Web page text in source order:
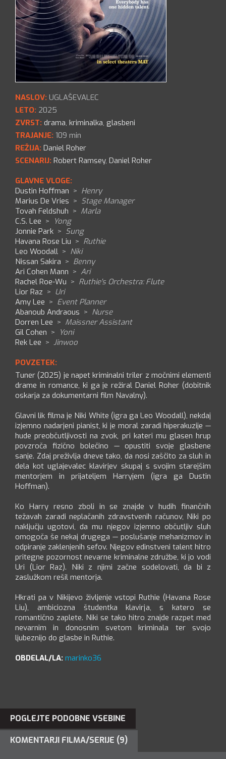
NASLOV: UGLAŠEVALEC
LETO: 2025
ZVRST: drama, kriminalka, glasbeni
TRAJANJE: 109 min
REŽIJA: Daniel Roher
SCENARIJ: Robert Ramsey, Daniel Roher
GLAVNE VLOGE:
Dustin Hoffman > Henry
Marius De Vries > Stage Manager
Tovah Feldshuh > Marla
C.S. Lee > Yong
Jonnie Park > Sung
Havana Rose Liu > Ruthie
Leo Woodall > Niki
Nissan Sakira > Benny
Ari Cohen Mann > Ari
Rachel Roe-Wu > Ruthie's Orchestra: Flute
Lior Raz > Uri
Amy Lee > Event Planner
Abanoub Andraous > Nurse
Dorren Lee > Maissner Assistant
Gil Cohen > Yoni
Rek Lee > Jinwoo
POVZETEK:
Tuner (2025) je napet kriminalni triler z močnimi elementi
drame in romance, ki ga je režiral Daniel Roher (dobitnik
oskarja za dokumentarni film Navalny).
Glavni lik filma je Niki White (igra ga Leo Woodall), nekdaj
izjemno nadarjeni pianist, ki je moral zaradi hiperakuzije —
hude preobčutljivosti na zvok, pri kateri mu glasen hrup
povzroča fizično bolečino — opustiti svoje glasbene
sanje. Zdaj preživlja dneve tako, da nosi zaščito za sluh in
dela kot uglajevalec klavirjev skupaj s svojim starejšim
mentorjem in prijateljem Harryjem (igra ga Dustin
Hoffman).
Ko Harry resno zboli in se znajde v hudih finančnih
težavah zaradi neplačanih zdravstvenih računov, Niki po
naključju ugotovi, da mu njegov izjemno občutljiv sluh
omogoča še nekaj drugega — poslušanje mehanizmov in
odpiranje zaklenjenih sefov. Njegov edinstveni talent hitro
pritegne pozornost nevarne kriminalne združbe, ki jo vodi
Uri (Lior Raz). Niki z njimi začne sodelovati, da bi z
zaslužkom rešil mentorja.
Hkrati pa v Nikijevo življenje vstopi Ruthie (Havana Rose
Liu), ambiciozna študentka klavirja, s katero se
romantično zaplete. Niki se tako hitro znajde razpet med
nevarnim in donosnim svetom kriminala ter svojo
ljubeznijo do glasbe in Ruthie.
OBDELAL/LA: marinko36
POGLEJTE PODOBNE VSEBINE
KOMENTARJI FILMA/SERIJE (9)